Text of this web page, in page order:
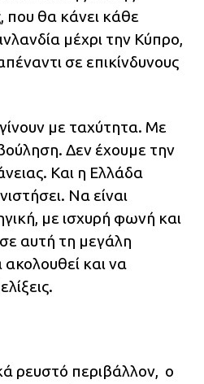
που θα κάνει κάθε
μέχρι την Κύπρο,
σε επικίνδυνους
με ταχύτητα. Με
Δεν έχουμε την
Και η Ελλάδα
Να είναι
με ισχυρή φωνή και
αυτή τη μεγάλη
ακολουθεί και να
ρευστό περιβάλλον, ο